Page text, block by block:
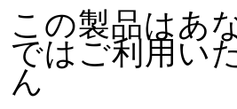
この製品はあ
ではご利用い
ん